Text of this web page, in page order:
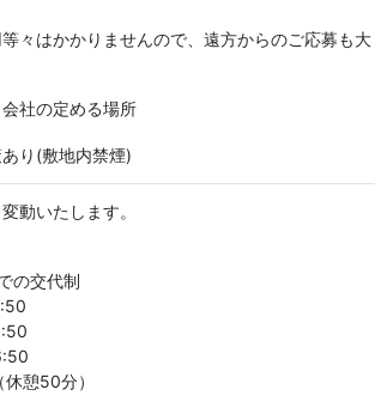
々はかかりませんので、遠方からのご応募も大
社の定める場所
り(敷地内禁煙)
動いたします。
の交代制
憩50分）